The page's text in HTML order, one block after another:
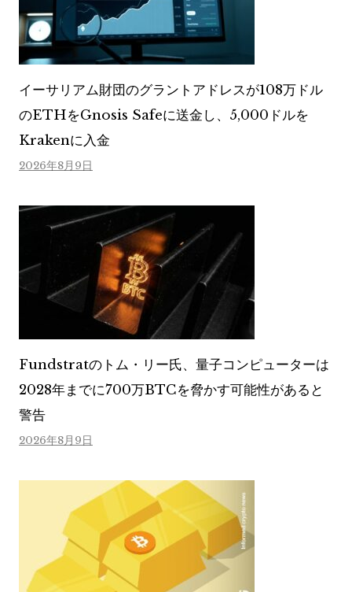
イーサリアム財団のグラントアドレスが108万ドル
のETHをGnosis Safeに送金し、5,000ドルを
Krakenに入金
2026年8月9日
Fundstratのトム・リー氏、量子コンピューターは
2028年までに700万BTCを脅かす可能性があると
警告
2026年8月9日